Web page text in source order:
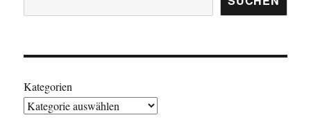
Kategorien